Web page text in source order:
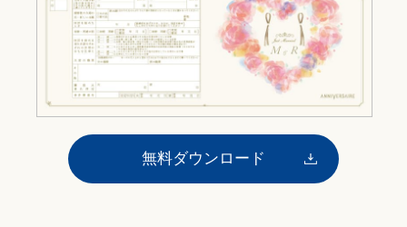
無料ダウンロード